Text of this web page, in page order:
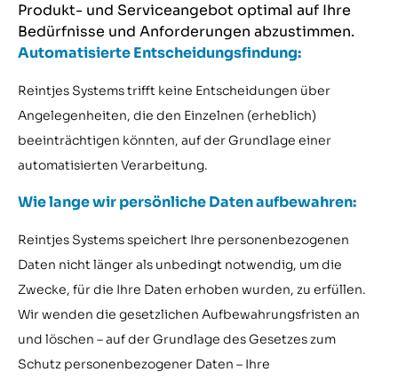
Produkt- und Serviceangebot optimal auf Ihre
Bedürfnisse und Anforderungen abzustimmen.
Automatisierte Entscheidungsfindung:
Reintjes Systems trifft keine Entscheidungen über
Angelegenheiten, die den Einzelnen (erheblich)
beeinträchtigen könnten, auf der Grundlage einer
automatisierten Verarbeitung.
Wie lange wir persönliche Daten aufbewahren:
Reintjes Systems speichert Ihre personenbezogenen
Daten nicht länger als unbedingt notwendig, um die
Zwecke, für die Ihre Daten erhoben wurden, zu erfüllen.
Wir wenden die gesetzlichen Aufbewahrungsfristen an
und löschen – auf der Grundlage des Gesetzes zum
Schutz personenbezogener Daten – Ihre